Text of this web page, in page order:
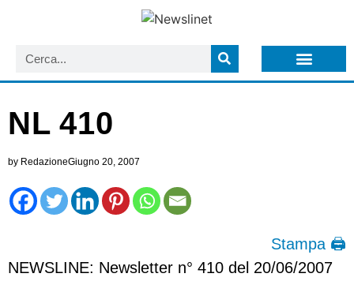
NL 410
by RedazioneGiugno 20, 2007
Stampa 🖨
NEWSLINE: Newsletter n° 410 del 20/06/2007